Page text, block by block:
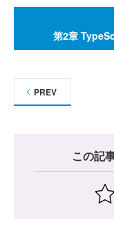
第2章
PREV
この記